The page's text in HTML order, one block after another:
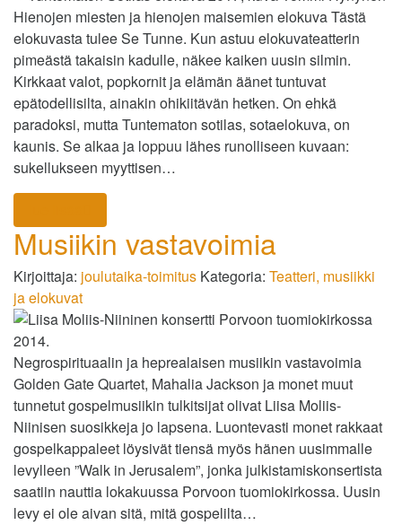
Hienojen miesten ja hienojen maisemien elokuva Tästä
elokuvasta tulee Se Tunne. Kun astuu elokuvateatterin
pimeästä takaisin kadulle, näkee kaiken uusin silmin.
Kirkkaat valot, popkornit ja elämän äänet tuntuvat
epätodellisilta, ainakin ohikiitävän hetken. On ehkä
paradoksi, mutta Tuntematon sotilas, sotaelokuva, on
kaunis. Se alkaa ja loppuu lähes runolliseen kuvaan:
sukellukseen myyttisen…
Musiikin vastavoimia
Kirjoittaja: joulutaika-toimitus Kategoria: Teatteri, musiikki
ja elokuvat
Negrospirituaalin ja heprealaisen musiikin vastavoimia
Golden Gate Quartet, Mahalia Jackson ja monet muut
tunnetut gospelmusiikin tulkitsijat olivat Liisa Moliis-
Niinisen suosikkeja jo lapsena. Luontevasti monet rakkaat
gospelkappaleet löysivät tiensä myös hänen uusimmalle
levylleen ”Walk in Jerusalem”, jonka julkistamiskonsertista
saatiin nauttia lokakuussa Porvoon tuomiokirkossa. Uusin
levy ei ole aivan sitä, mitä gospelilta…